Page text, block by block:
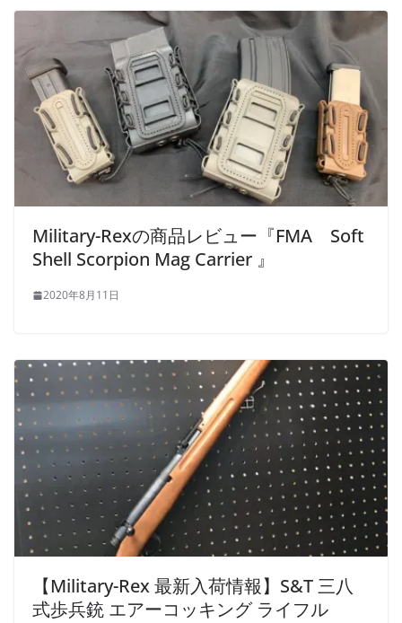
Military-Rexの商品レビュー『FMA Soft
Shell Scorpion Mag Carrier 』
2020年8月11日
【Military-Rex 最新入荷情報】S&T 三八
式歩兵銃 エアーコッキング ライフル